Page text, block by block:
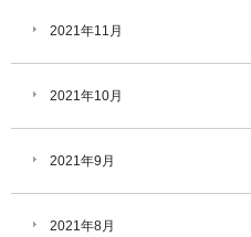
2021年11月
2021年10月
2021年9月
2021年8月